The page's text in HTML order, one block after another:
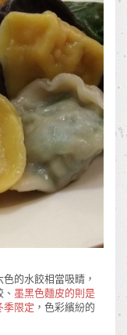
的水餃相當吸睛，
、 墨黑色麵皮的則是
季限定 ，色彩繽紛的